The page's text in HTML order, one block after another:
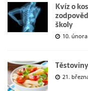
Kvíz o
školy
10.
21.